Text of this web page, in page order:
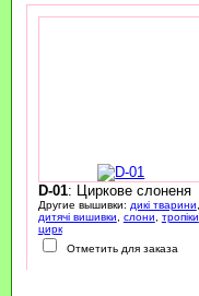
D-01: Циркове слоненя
Другие вышивки: дикі тварини
дитячі вишивки
слони тропіки
цирк
Отметить для заказа